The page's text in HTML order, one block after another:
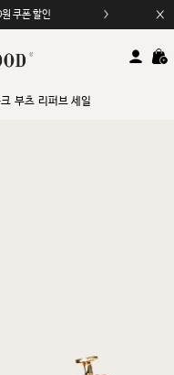
쿠폰 할인
부츠 리퍼브 세일